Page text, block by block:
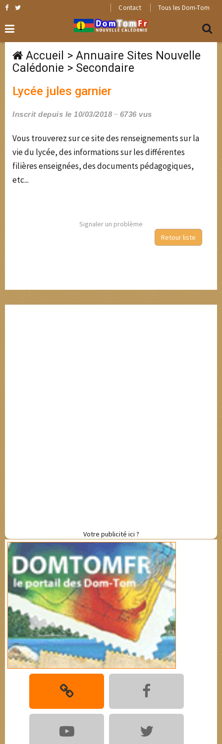
Contact Tous les Dom-Tom
Accueil > Annuaire Sites Nouvelle
Calédonie > Secondaire
Lycée jules garnier
Inscrit depuis le 10/03/2018 6736 vus
Vous trouverez sur ce site des renseignements sur la
vie du lycée, des informations sur les différentes
filières enseignées, des documents pédagogiques,
etc...
Signaler un problème
Retour liste
Votre publicité ici ?